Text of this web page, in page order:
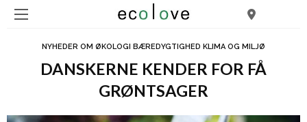
NYHEDER OM ØKOLOGI BÆREDYGTIGHED KLIMA OG MILJØ
DANSKERNE KENDER FOR FÅ
GRØNTSAGER